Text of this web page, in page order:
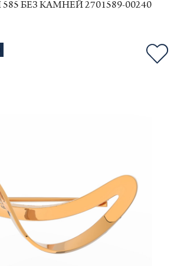
БЕЗ КАМНЕЙ 2701589-00240